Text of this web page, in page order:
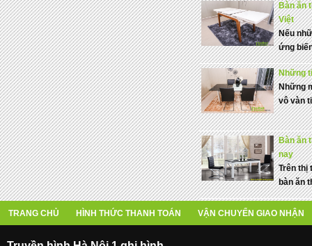
Bàn ăn
Việt
Nếu
ứng
Những
Những
vô vàn
Bàn ăn
nay
Trên thị
bàn ăn
TRANG CHỦ HÌNH THỨC THANH TOÁN VẬN CHUYỂN GIAO NHẬN